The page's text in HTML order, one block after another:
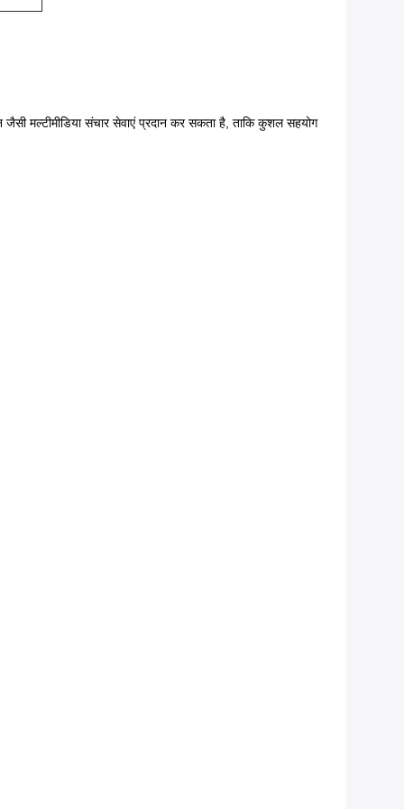
मल्टीमीडिया संचार सेवाएं प्रदान कर सकता है, ताकि कुशल सहयोग